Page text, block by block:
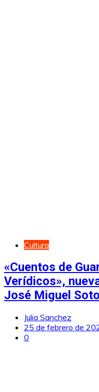
Cultura
«Cuentos de
Verídicos»,
José Miguel
Julia Sanchez
25 de febrero de
0